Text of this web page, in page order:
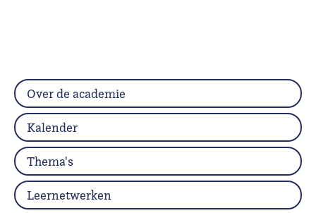
Over de academie
Kalender
Thema's
Leernetwerken